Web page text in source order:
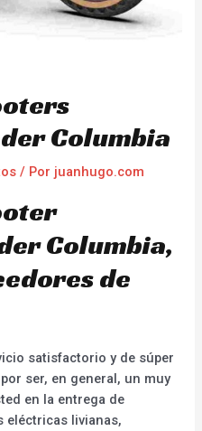
Columbia
/ Por juanhugo.com
Columbia,
de
satisfactorio y de súper
ser, en general, un muy
en la entrega de
eléctricas livianas,